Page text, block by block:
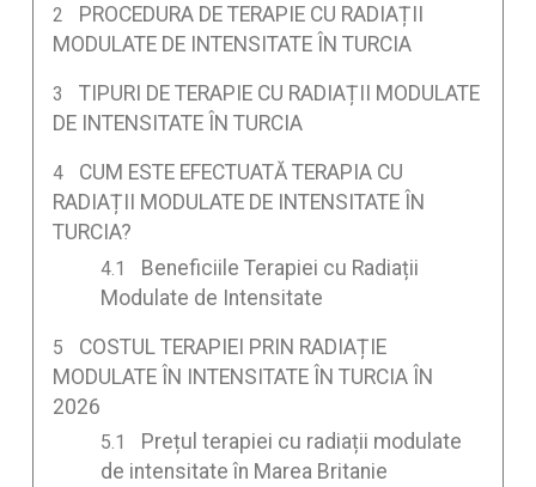
PROCEDURA DE TERAPIE CU RADIAȚII
MODULATE DE INTENSITATE ÎN TURCIA
TIPURI DE TERAPIE CU RADIAȚII MODULATE
DE INTENSITATE ÎN TURCIA
CUM ESTE EFECTUATĂ TERAPIA CU
RADIAȚII MODULATE DE INTENSITATE ÎN
TURCIA?
Beneficiile Terapiei cu Radiații
Modulate de Intensitate
COSTUL TERAPIEI PRIN RADIAȚIE
MODULATE ÎN INTENSITATE ÎN TURCIA ÎN
2026
Prețul terapiei cu radiații modulate
de intensitate în Marea Britanie